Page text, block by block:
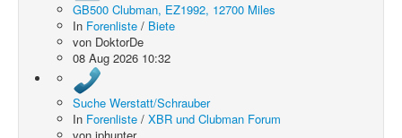
GB500 Clubman, EZ1992, 12700 Miles
In Forenliste / Biete
von DoktorDe
08 Aug 2026 10:32
Suche Werstatt/Schrauber
In Forenliste / XBR und Clubman Forum